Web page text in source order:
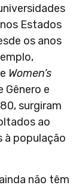
Estados
os anos
Women’s
Gênero e
surgiram
ao
à população
não têm